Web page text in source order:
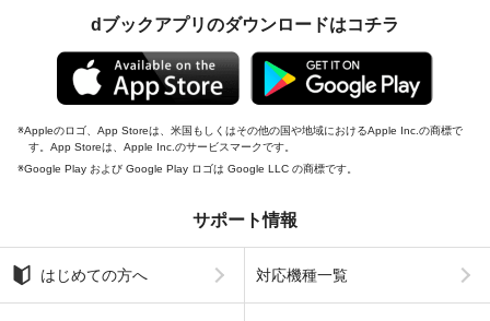
dブックアプリのダウンロードはコチラ
Appleのロゴ、App Storeは、米国もしくはその他の国や地域におけるApple Inc.の商標で
す。App Storeは、Apple Inc.のサービスマークです。
Google Play および Google Play ロゴは Google LLC の商標です。
サポート情報
はじめての方へ 対応機種一覧